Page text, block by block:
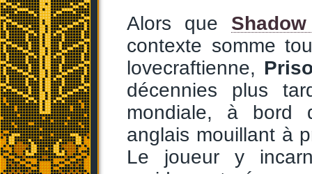
Alors que
contexte somme
lovecraftienne,
décennies plus
mondiale, à bord
anglais mouillant à
Le joueur y